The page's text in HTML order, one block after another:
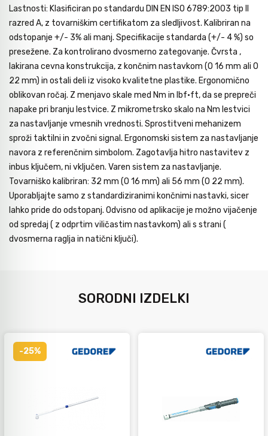
Lastnosti: Klasificiran po standardu DIN EN ISO 6789:2003 tip II
razred A, z tovarniškim certifikatom za sledljivost. Kalibriran na
odstopanje +/- 3% ali manj. Specifikacije standarda (+/- 4 %) so
presežene. Za kontrolirano dvosmerno zategovanje. Čvrsta ,
lakirana cevna konstrukcija, z končnim nastavkom (O 16 mm ali O
22 mm) in ostali deli iz visoko kvalitetne plastike. Ergonomično
oblikovan ročaj. Z menjavo skale med Nm in lbf·ft, da se prepreči
napake pri branju lestvice. Z mikrometrsko skalo na Nm lestvici
za nastavljanje vmesnih vrednosti. Sprostitveni mehanizem
sproži taktilni in zvočni signal. Ergonomski sistem za nastavljanje
navora z referenčnim simbolom. Zagotavlja hitro nastavitev z
inbus ključem, ni vključen. Varen sistem za nastavljanje.
Tovarniško kalibriran: 32 mm (O 16 mm) ali 56 mm (O 22 mm).
Uporabljajte samo z standardiziranimi končnimi nastavki, sicer
lahko pride do odstopanj. Odvisno od aplikacije je možno vijačenje
od spredaj ( z odprtim viličastim nastavkom) ali s strani (
dvosmerna raglja in natični ključi).
SORODNI IZDELKI
-25%